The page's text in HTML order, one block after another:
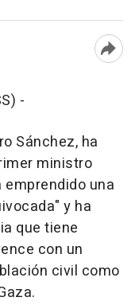
-
Sánchez, ha
ministro
una
y ha
que tiene
con un
civil como